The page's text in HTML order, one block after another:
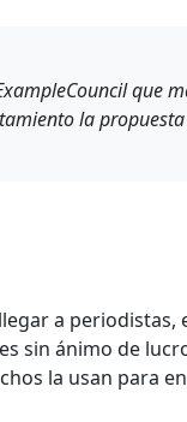
que
la
a periodistas,
sin ánimo de
la usan para